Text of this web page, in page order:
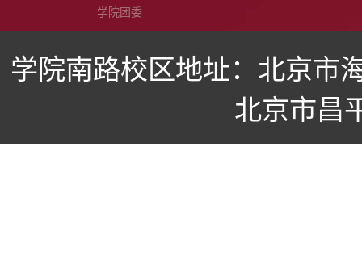
学院团委
学院南路校区地址：北京市
北京市昌